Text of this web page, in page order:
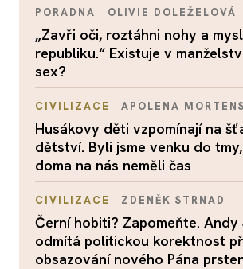
PORADNA OLIVIE DOLEŽELOVÁ
„Zavři oči, roztáhni nohy a
republiku.“ Existuje v
sex?
CIVILIZACE APOLENA
Husákovy děti vzpomínají na
dětství. Byli jsme venku do
doma na nás neměli čas
CIVILIZACE ZDENĚK STRNAD
Černí hobiti? Zapomeňte. Andy
odmítá politickou korektnost
obsazování nového Pána